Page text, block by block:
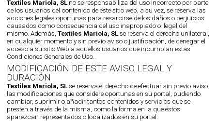
Textiles Mariola, SLno se responsabiliza del uso incorrecto por parte
de los usuarios del contenido de este sitio web, a su vez, se reserva las
acciones legales oportunas para resarcirse de los daños o perjuicios
causados como consecuencia del uso inapropiado o ilegal del
mismo. Además, Textiles Mariola, SLse reserva el derecho unilateral,
en cualquier momento y sin previo aviso o justificación, de denegar el
acceso a su sitio Web a aquellos usuarios que incumplan estas
Condiciones Generales de Uso.
MODIFICACIÓN DE ESTE AVISO LEGAL Y
DURACIÓN
Textiles Mariola, SLse reserva el derecho de efectuar sin previo aviso
las modificaciones que considere oportunas en su portal, pudiendo
cambiar, suprimir o añadir tantos contenidos y servicios que se
presten a través de la misma, como la forma en la que éstos
aparezcan representados o localizados en su portal.